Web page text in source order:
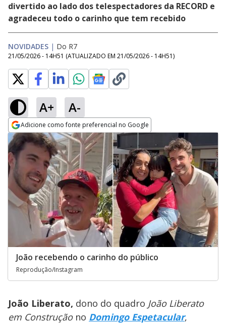
divertido ao lado dos telespectadores da RECORD e
agradeceu todo o carinho que tem recebido
NOVIDADES | Do R7
21/05/2026 - 14H51 (ATUALIZADO EM 21/05/2026 - 14H51)
A+ A-
Adicione como fonte preferencial no Google
Opens in new window
João recebendo o carinho do público
Reprodução/Instagram
João Liberato, dono do quadro João Liberato
em Construçãono Domingo Espetacular,